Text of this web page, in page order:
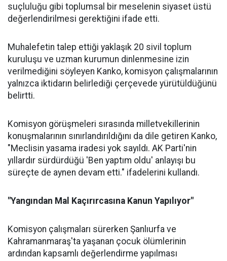
suçluluğu gibi toplumsal bir meselenin siyaset üstü
değerlendirilmesi gerektiğini ifade etti.
Muhalefetin talep ettiği yaklaşık 20 sivil toplum
kuruluşu ve uzman kurumun dinlenmesine izin
verilmediğini söyleyen Kanko, komisyon çalışmalarının
yalnızca iktidarın belirlediği çerçevede yürütüldüğünü
belirtti.
Komisyon görüşmeleri sırasında milletvekillerinin
konuşmalarının sınırlandırıldığını da dile getiren Kanko,
"Meclisin yasama iradesi yok sayıldı. AK Parti'nin
yıllardır sürdürdüğü 'Ben yaptım oldu' anlayışı bu
süreçte de aynen devam etti." ifadelerini kullandı.
"Yangından Mal Kaçırırcasına Kanun Yapılıyor"
Komisyon çalışmaları sürerken Şanlıurfa ve
Kahramanmaraş'ta yaşanan çocuk ölümlerinin
ardından kapsamlı değerlendirme yapılması